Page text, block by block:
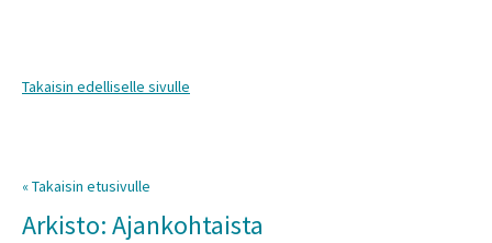
Takaisin edelliselle sivulle
« Takaisin etusivulle
Arkisto: Ajankohtaista